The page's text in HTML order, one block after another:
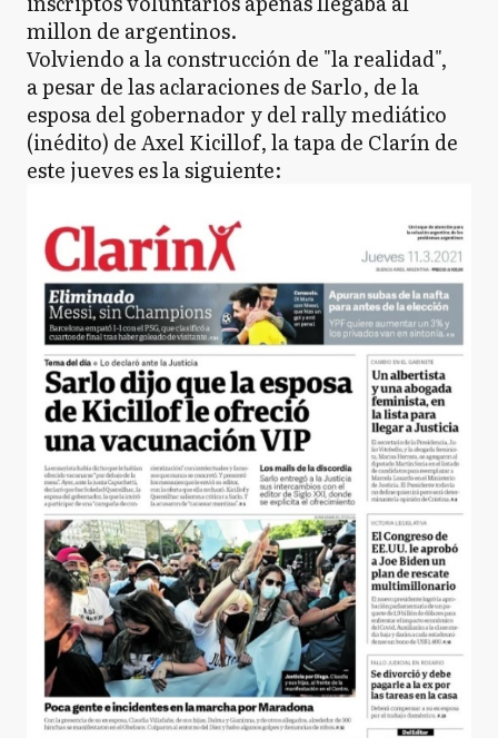
millon de argentinos.
Volviendo a la construcción de "la realidad",
a pesar de las aclaraciones de Sarlo, de la
esposa del gobernador y del rally mediático
(inédito) de Axel Kicillof, la tapa de Clarín de
este jueves es la siguiente: